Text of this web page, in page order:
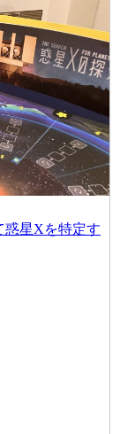
惑星Xを特定す